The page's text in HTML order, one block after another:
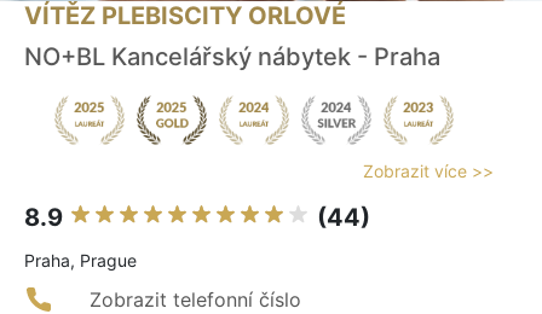
VÍTĚZ PLEBISCITY ORLOVÉ
NO+BL Kancelářský nábytek - Praha
Zobrazit více >>
8.9 (44)
Praha, Prague
Zobrazit telefonní číslo